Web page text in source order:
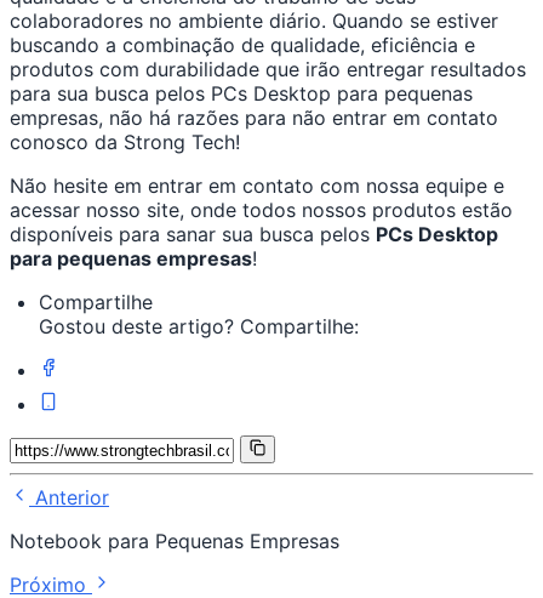
colaboradores no ambiente diário. Quando se estiver
buscando a combinação de qualidade, eficiência e
produtos com durabilidade que irão entregar resultados
para sua busca pelos PCs Desktop para pequenas
empresas, não há razões para não entrar em contato
conosco da Strong Tech!
Não hesite em entrar em contato com nossa equipe e
acessar nosso site, onde todos nossos produtos estão
disponíveis para sanar sua busca pelos PCs Desktop
para pequenas empresas!
Compartilhe
Gostou deste artigo? Compartilhe:
Anterior
Notebook para Pequenas Empresas
Próximo